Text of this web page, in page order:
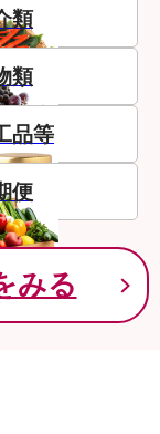
類
類
品等
便
みる